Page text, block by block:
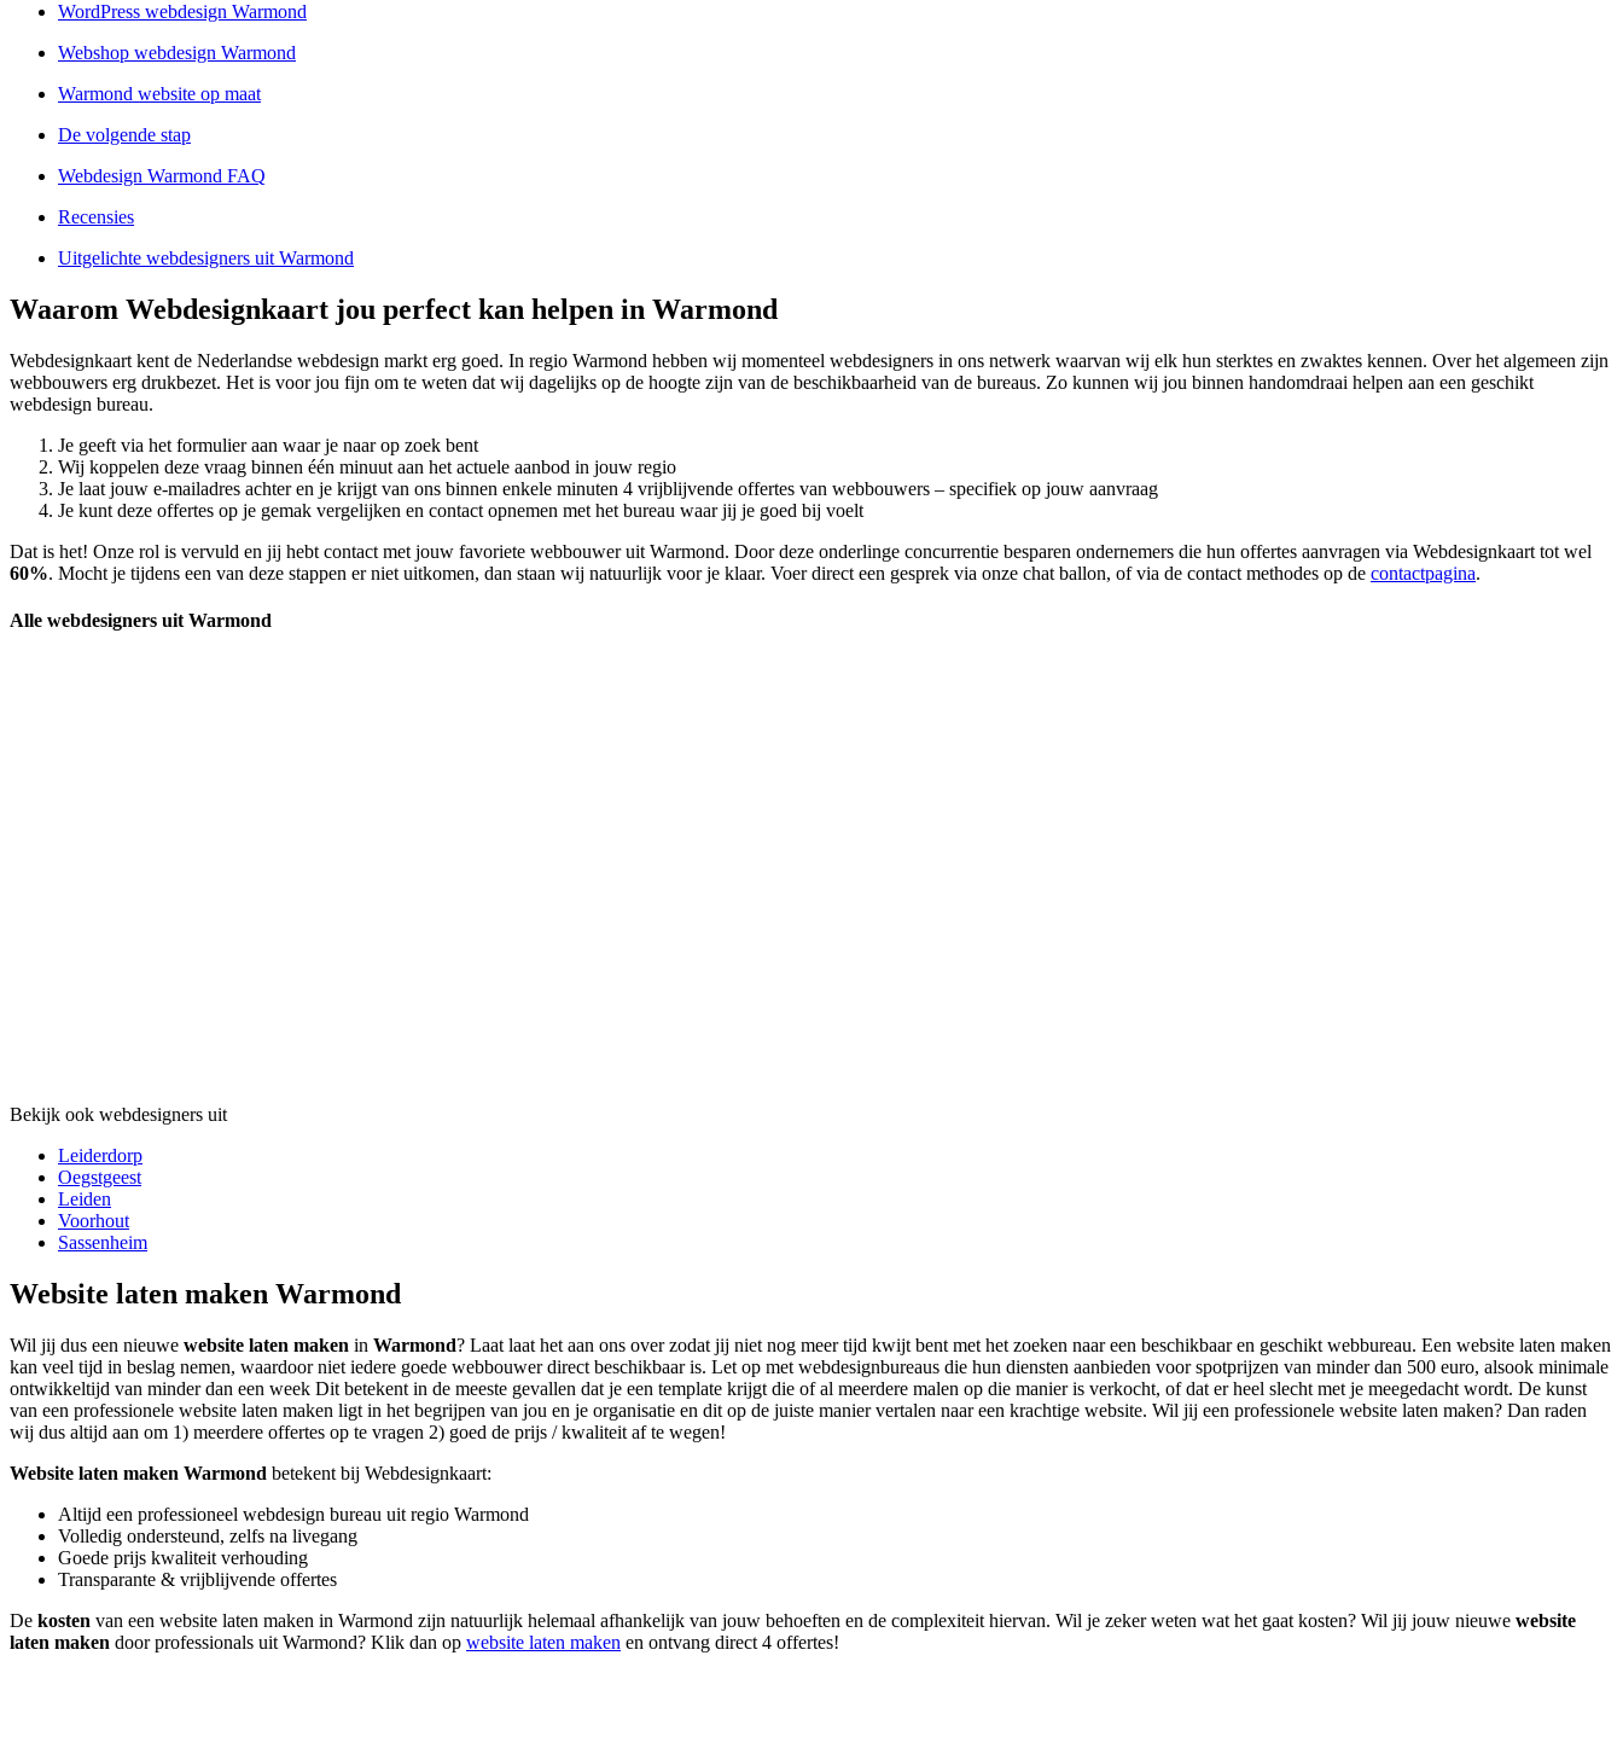
WordPress webdesign Warmond
Webshop webdesign Warmond
Warmond website op maat
De volgende stap
Webdesign Warmond FAQ
Recensies
Uitgelichte webdesigners uit Warmond
Waarom Webdesignkaart jou perfect kan helpen in Warmond
Webdesignkaart kent de Nederlandse webdesign markt erg goed. In regio Warmond hebben wij momenteel webdesigners in ons netwerk waarvan wij elk hun sterktes en zwaktes kennen. Over het algemeen zijn
webbouwers erg drukbezet. Het is voor jou fijn om te weten dat wij dagelijks op de hoogte zijn van de beschikbaarheid van de bureaus. Zo kunnen wij jou binnen handomdraai helpen aan een geschikt
webdesign bureau.
Je geeft via het formulier aan waar je naar op zoek bent
Wij koppelen deze vraag binnen één minuut aan het actuele aanbod in jouw regio
Je laat jouw e-mailadres achter en je krijgt van ons binnen enkele minuten 4 vrijblijvende offertes van webbouwers – specifiek op jouw aanvraag
Je kunt deze offertes op je gemak vergelijken en contact opnemen met het bureau waar jij je goed bij voelt
Dat is het! Onze rol is vervuld en jij hebt contact met jouw favoriete webbouwer uit Warmond. Door deze onderlinge concurrentie besparen ondernemers die hun offertes aanvragen via Webdesignkaart tot wel
60%. Mocht je tijdens een van deze stappen er niet uitkomen, dan staan wij natuurlijk voor je klaar. Voer direct een gesprek via onze chat ballon, of via de contact methodes op de contactpagina.
Alle webdesigners uit Warmond
Bekijk ook webdesigners uit
Leiderdorp
Oegstgeest
Leiden
Voorhout
Sassenheim
Website laten maken Warmond
Wil jij dus een nieuwe website laten maken in Warmond? Laat laat het aan ons over zodat jij niet nog meer tijd kwijt bent met het zoeken naar een beschikbaar en geschikt webbureau. Een website laten maken
kan veel tijd in beslag nemen, waardoor niet iedere goede webbouwer direct beschikbaar is. Let op met webdesignbureaus die hun diensten aanbieden voor spotprijzen van minder dan 500 euro, alsook minimale
ontwikkeltijd van minder dan een week Dit betekent in de meeste gevallen dat je een template krijgt die of al meerdere malen op die manier is verkocht, of dat er heel slecht met je meegedacht wordt. De kunst
van een professionele website laten maken ligt in het begrijpen van jou en je organisatie en dit op de juiste manier vertalen naar een krachtige website. Wil jij een professionele website laten maken? Dan raden
wij dus altijd aan om 1) meerdere offertes op te vragen 2) goed de prijs / kwaliteit af te wegen!
Website laten maken Warmond betekent bij Webdesignkaart:
Altijd een professioneel webdesign bureau uit regio Warmond
Volledig ondersteund, zelfs na livegang
Goede prijs kwaliteit verhouding
Transparante & vrijblijvende offertes
De kosten van een website laten maken in Warmond zijn natuurlijk helemaal afhankelijk van jouw behoeften en de complexiteit hiervan. Wil je zeker weten wat het gaat kosten? Wil jij jouw nieuwe website
laten maken door professionals uit Warmond? Klik dan op website laten maken en ontvang direct 4 offertes!